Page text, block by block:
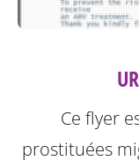
Ce flyer
prostituées